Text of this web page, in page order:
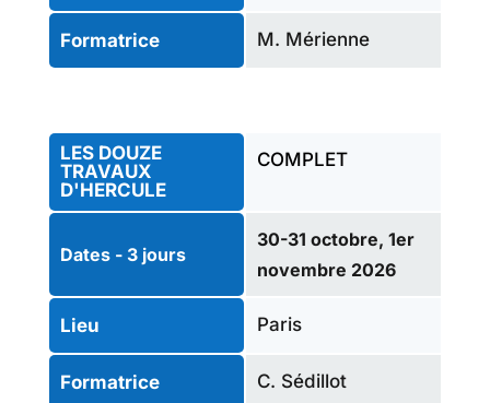
Formatrice M. Mérienne
LES DOUZE
TRAVAUX
D'HERCULE
Dates - 3 jours
Lieu
Formatrice
COMPLET
30-31 octobre, 1er
novembre 2026
Paris
C. Sédillot